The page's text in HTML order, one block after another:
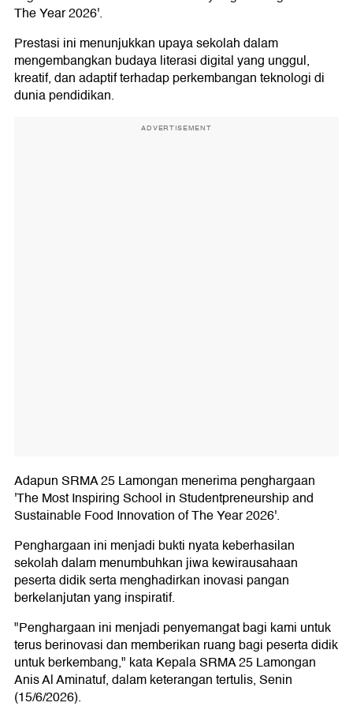
The Year 2026'.
Prestasi ini menunjukkan upaya sekolah dalam
mengembangkan budaya literasi digital yang unggul,
kreatif, dan adaptif terhadap perkembangan teknologi di
dunia pendidikan.
ADVERTISEMENT
Adapun SRMA 25 Lamongan menerima penghargaan
'The Most Inspiring School in Studentpreneurship and
Sustainable Food Innovation of The Year 2026'.
Penghargaan ini menjadi bukti nyata keberhasilan
sekolah dalam menumbuhkan jiwa kewirausahaan
peserta didik serta menghadirkan inovasi pangan
berkelanjutan yang inspiratif.
"Penghargaan ini menjadi penyemangat bagi kami untuk
terus berinovasi dan memberikan ruang bagi peserta didik
untuk berkembang," kata Kepala SRMA 25 Lamongan
Anis Al Aminatuf, dalam keterangan tertulis, Senin
(15/6/2026).